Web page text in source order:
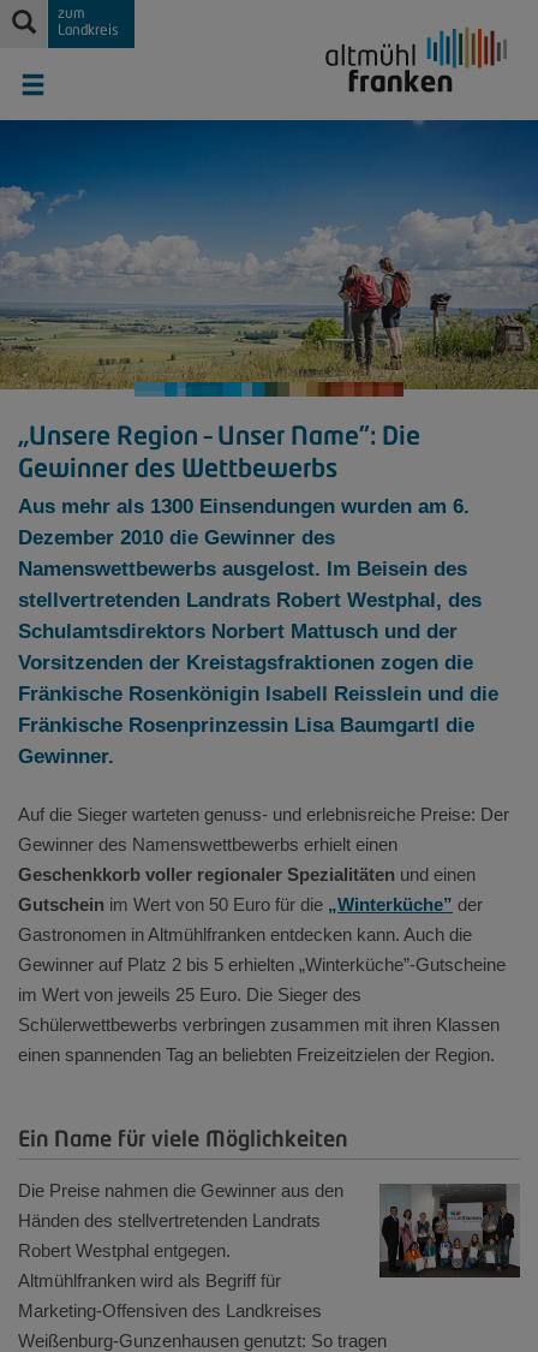
zum
Landkreis
„Unsere Region – Unser Name”: Die
Gewinner des Wettbewerbs
Aus mehr als 1300 Einsendungen wurden am 6.
Dezember 2010 die Gewinner des
Namenswettbewerbs ausgelost. Im Beisein des
stellvertretenden Landrats Robert Westphal, des
Schulamtsdirektors Norbert Mattusch und der
Vorsitzenden der Kreistagsfraktionen zogen die
Fränkische Rosenkönigin Isabell Reisslein und die
Fränkische Rosenprinzessin Lisa Baumgartl die
Gewinner.
Auf die Sieger warteten genuss- und erlebnisreiche Preise: Der
Gewinner des Namenswettbewerbs erhielt einen
Geschenkkorb voller regionaler Spezialitäten und einen
Gutschein im Wert von 50 Euro für die „Winterküche” der
Gastronomen in Altmühlfranken entdecken kann. Auch die
Gewinner auf Platz 2 bis 5 erhielten „Winterküche”-Gutscheine
im Wert von jeweils 25 Euro. Die Sieger des
Schülerwettbewerbs verbringen zusammen mit ihren Klassen
einen spannenden Tag an beliebten Freizeitzielen der Region.
Ein Name für viele Möglichkeiten
Die Preise nahmen die Gewinner aus den
Händen des stellvertretenden Landrats
Robert Westphal entgegen.
Altmühlfranken wird als Begriff für
Marketing-Offensiven des Landkreises
Weißenburg-Gunzenhausen genutzt: So tragen